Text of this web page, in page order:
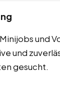
und
und
gesucht.